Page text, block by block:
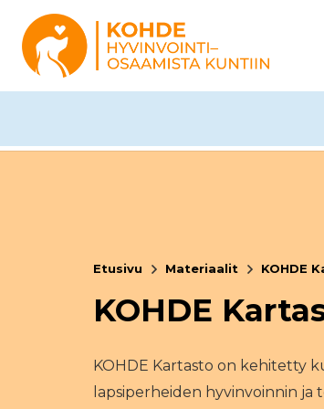
Etusivu Materiaalit KOHDE
KOHDE
KOHDE Kartasto on kehitetty
lapsiperheiden hyvinvoinnin ja